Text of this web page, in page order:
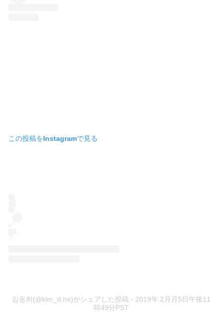
この投稿をInstagramで見る
김동희(@kim_d.he)がシェアした投稿 - 2019年 2月月5日午後11
時49分PST